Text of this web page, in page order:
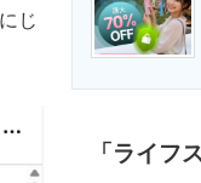
じ
「ライフ